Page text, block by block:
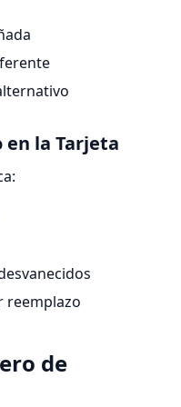
en la Tarjeta
reemplazo
de